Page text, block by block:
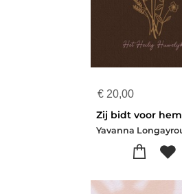
€ 20,00
Zij bidt voor hem